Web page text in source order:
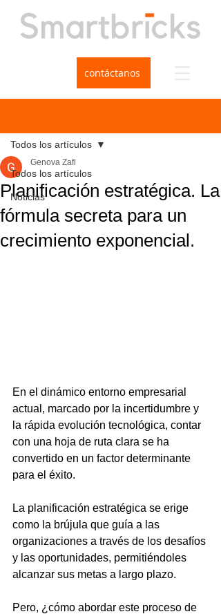
contáctanos
Todos los artículos
Noticias
Todos los artículos
Planificación estratégica. La
fórmula secreta para un
crecimiento exponencial.
Genova Zafi
En el dinámico entorno empresarial
actual, marcado por la incertidumbre y
la rápida evolución tecnológica, contar
con una hoja de ruta clara se ha
convertido en un factor determinante
para el éxito.
La planificación estratégica se erige
como la brújula que guía a las
organizaciones a través de los desafíos
y las oportunidades, permitiéndoles
alcanzar sus metas a largo plazo.
Pero, ¿cómo abordar este proceso de